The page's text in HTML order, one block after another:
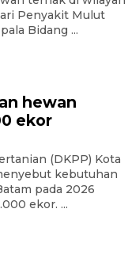
Penyakit Mulut
Bidang ...
hewan
ekor
(DKPP) Kota
kebutuhan
pada 2026
ekor. ...